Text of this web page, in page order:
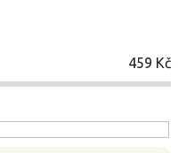
459 Kč